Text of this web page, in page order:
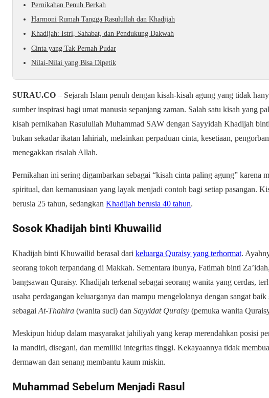
Pernikahan Penuh Berkah
Harmoni Rumah Tangga Rasulullah dan Khadijah
Khadijah: Istri, Sahabat, dan Pendukung Dakwah
Cinta yang Tak Pernah Pudar
Nilai-Nilai yang Bisa Dipetik
SURAU.CO – Sejarah Islam penuh dengan kisah-kisah agung yang tidak
sumber inspirasi bagi umat manusia sepanjang zaman. Salah satu kisah yang
kisah pernikahan Rasulullah Muhammad SAW dengan Sayyidah Khadijah
bukan sekadar ikatan lahiriah, melainkan perpaduan cinta, kesetiaan,
menegakkan risalah Allah.
Pernikahan ini sering digambarkan sebagai “kisah cinta paling agung” karena
spiritual, dan kemanusiaan yang layak menjadi contoh bagi setiap pasangan.
berusia 25 tahun, sedangkan Khadijah berusia 40 tahun.
Sosok Khadijah binti Khuwailid
Khadijah binti Khuwailid berasal dari keluarga Quraisy yang terhormat.
seorang tokoh terpandang di Makkah. Sementara ibunya, Fatimah binti
bangsawan Quraisy. Khadijah terkenal sebagai seorang wanita yang cerdas,
usaha perdagangan keluarganya dan mampu mengelolanya dengan sangat
sebagai At-Thahira (wanita suci) dan Sayyidat Quraisy (pemuka wanita
Meskipun hidup dalam masyarakat jahiliyah yang kerap merendahkan posisi
Ia mandiri, disegani, dan memiliki integritas tinggi. Kekayaannya tidak
dermawan dan senang membantu kaum miskin.
Muhammad Sebelum Menjadi Rasul